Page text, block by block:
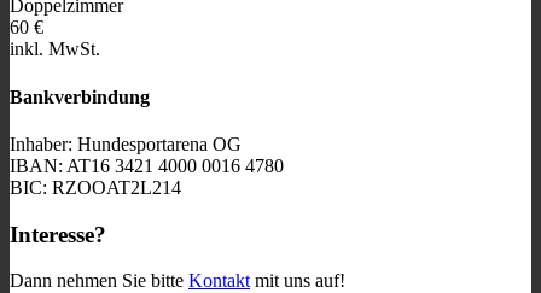
Doppelzimmer
60 €
inkl. MwSt.
Bankverbindung
Inhaber: Hundesportarena OG
IBAN: AT16 3421 4000 0016 4780
BIC: RZOOAT2L214
Interesse?
Dann nehmen Sie bitte Kontakt mit uns auf!